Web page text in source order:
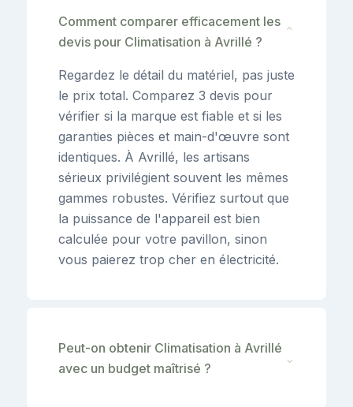
Comment comparer efficacement les
devis pour Climatisation à Avrillé ?
⌄
Regardez le détail du matériel, pas juste
le prix total. Comparez 3 devis pour
vérifier si la marque est fiable et si les
garanties pièces et main-d'œuvre sont
identiques. À Avrillé, les artisans
sérieux privilégient souvent les mêmes
gammes robustes. Vérifiez surtout que
la puissance de l'appareil est bien
calculée pour votre pavillon, sinon
vous paierez trop cher en électricité.
Peut-on obtenir Climatisation à Avrillé
avec un budget maîtrisé ?
⌄